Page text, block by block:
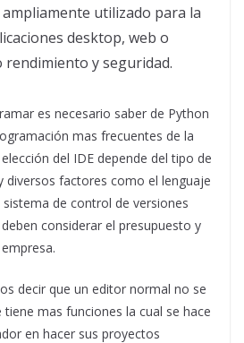
utilizado para la
desktop, web o
rendimiento y seguridad.
es necesario saber de Python
mas frecuentes de la
del IDE depende del tipo de
diversos factores como el lenguaje
de control de versiones
considerar el presupuesto y
decir que un editor normal no se
mas funciones la cual se hace
en hacer sus proyectos